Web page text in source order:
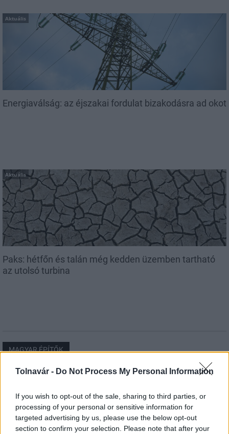
Tolnavár - Do Not Process My Personal Information
If you wish to opt-out of the sale, sharing to third parties, or
processing of your personal or sensitive information for
targeted advertising by us, please use the below opt-out
section to confirm your selection. Please note that after your
Aktuális
Energiaválság: az éjszakai fordulat bizakodásra ad okot
Aktuális
Paks: hétfőn és talán még kedden üzemben tartható
az utolsó turbina
MAGYAR ÉPÍTŐK